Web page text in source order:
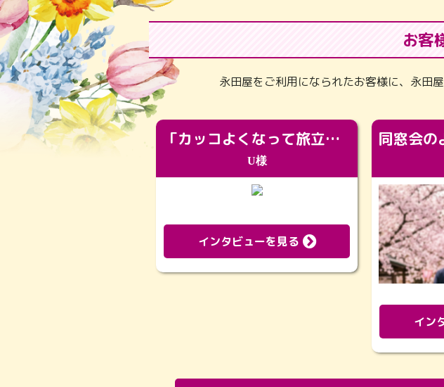
お客
永田屋をご利用になられたお客様に、永田
「カッコよくなって旅立っていってくれました（笑）もっとカッコいいって言ってあげればよかったな」
U様
インタビューを見る
イン